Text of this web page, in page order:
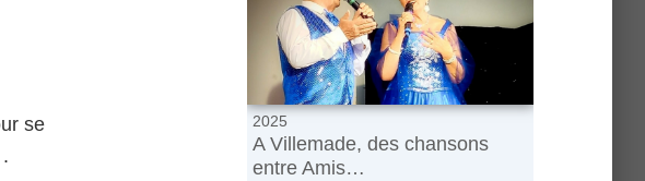
se
2025
A Villemade, des chansons
entre Amis…